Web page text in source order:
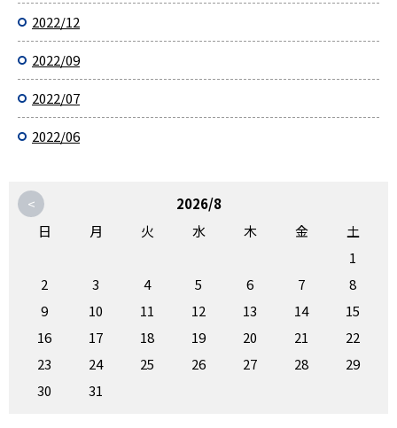
2022/12
2022/09
2022/07
2022/06
<
2026/8
日
月 火 水 木 金
土
1
2
3 4 5 6 7
8
9
10 11 12 13 14
15
16
17 18 19 20 21
22
23
24 25 26 27 28
29
30
31